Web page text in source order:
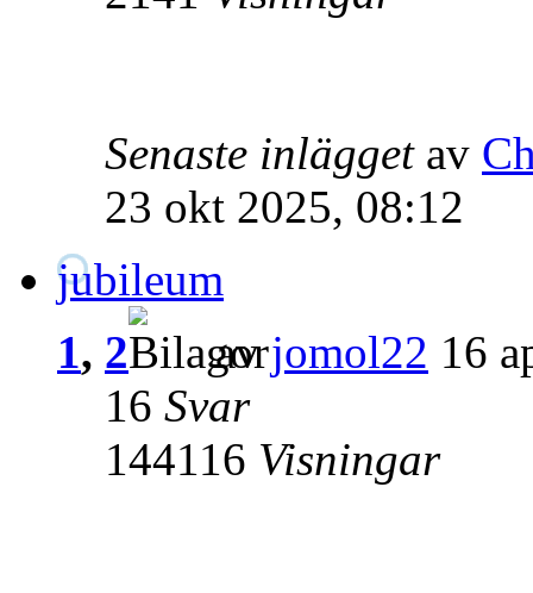
Senaste inlägget av
23 okt 2025, 08:12
jubileum
1, 2 avjomol22 16
16 Svar
144116 Visningar